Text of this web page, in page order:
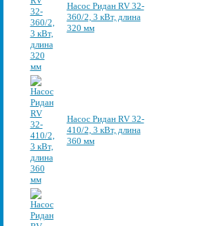
Насос Ридан RV 32-
360/2, 3 кВт, длина
320 мм
Насос Ридан RV 32-
410/2, 3 кВт, длина
360 мм